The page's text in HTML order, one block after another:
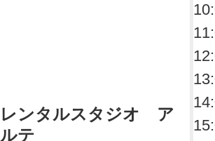
レンタルスタジオ ア
ルテ